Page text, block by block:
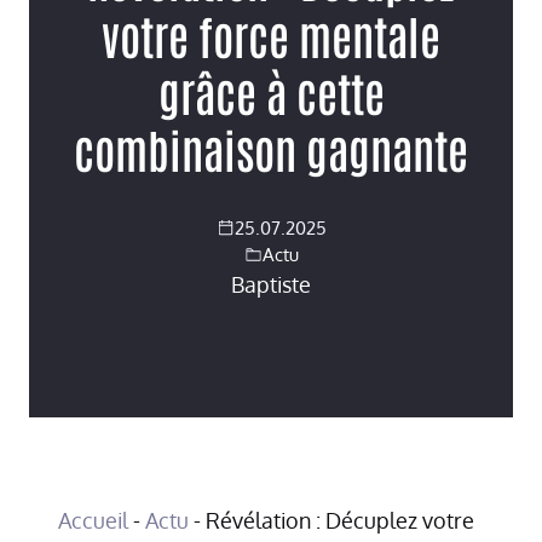
votre force mentale
grâce à cette
combinaison gagnante
25.07.2025
Actu
Baptiste
Accueil -Actu - Révélation : Décuplez votre